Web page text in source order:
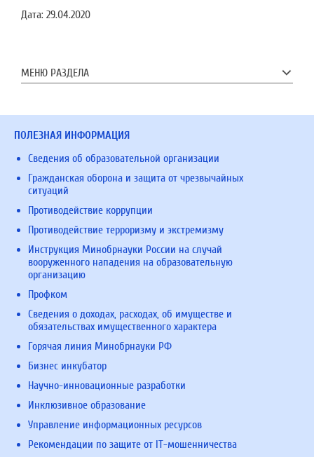
Дата: 29.04.2020
МЕНЮ РАЗДЕЛА
ПОЛЕЗНАЯ ИНФОРМАЦИЯ
Сведения об образовательной организации
Гражданская оборона и защита от чрезвычайных
ситуаций
Противодействие коррупции
Противодействие терроризму и экстремизму
Инструкция Минобрнауки России на случай
вооруженного нападения на образовательную
организацию
Профком
Сведения о доходах, расходах, об имуществе и
обязательствах имущественного характера
Горячая линия Минобрнауки РФ
Бизнес инкубатор
Научно-инновационные разработки
Инклюзивное образование
Управление информационных ресурсов
Рекомендации по защите от IT-мошенничества